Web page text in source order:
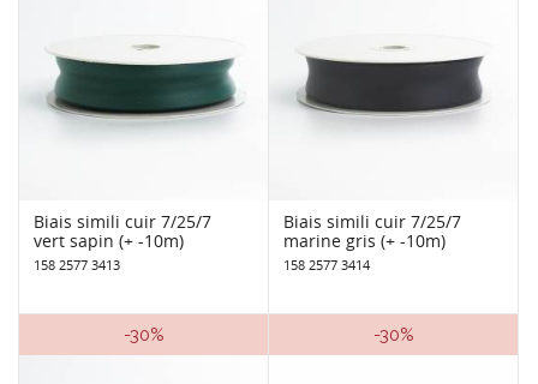
Biais simili cuir 7/25/7
vert sapin (+ -10m)
158 2577 3413
Biais simili cuir 7/25/7
marine gris (+ -10m)
158 2577 3414
-30% -30%